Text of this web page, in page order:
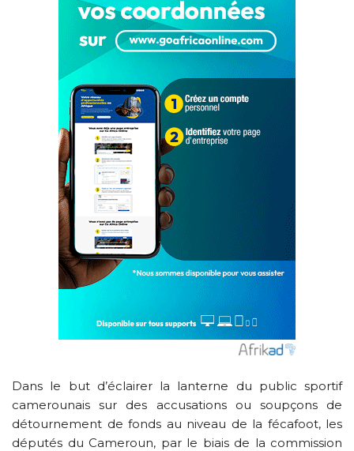
Dans le but d’éclairer la lanterne du public sportif
camerounais sur des accusations ou soupçons de
détournement de fonds au niveau de la fécafoot, les
députés du Cameroun, par le biais de la commission